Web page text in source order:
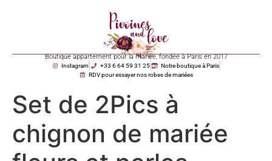
Boutique appartement pour la mariée, fondée à Paris en 2017
Instagram +33 6 64 59 31 25
Notre boutique à Paris
RDV pour essayer nos robes de mariées
Set de 2Pics à
chignon de mariée